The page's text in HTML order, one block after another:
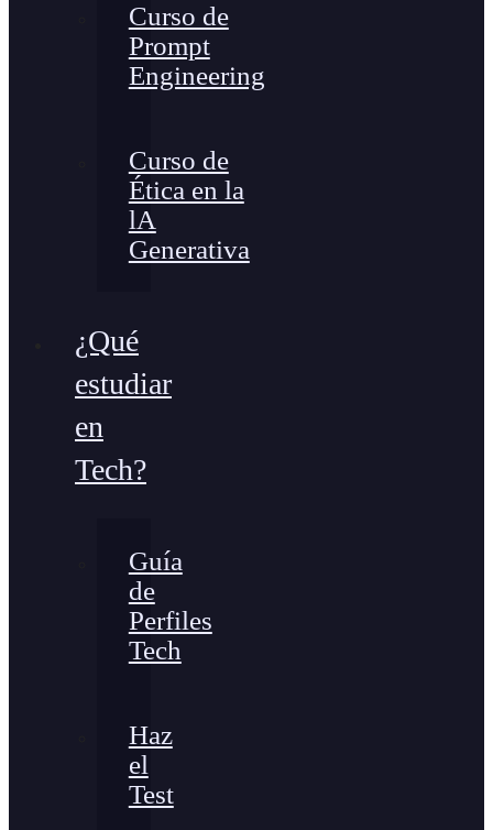
Curso de
Prompt
Engineering
Curso de
Ética en la
lA
Generativa
¿Qué
estudiar
en
Tech?
Guía
de
Perfiles
Tech
Haz
el
Test